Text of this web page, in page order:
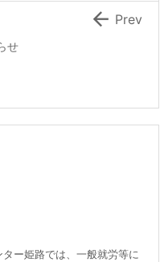
せ
 Prev
ー姫路では、一般就労等に